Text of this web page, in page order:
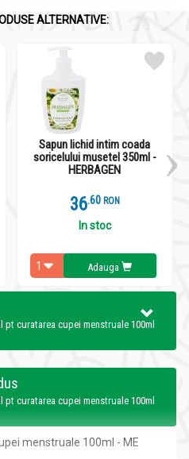
ALTERNATIVE:
Sapun lichid intim coada
soricelului musetel 350ml -
HERBAGEN
36.6 RON
In stoc
Adauga
pt curatarea cupei menstruale 100ml
pt curatarea cupei menstruale 100ml
menstruale 100ml - ME